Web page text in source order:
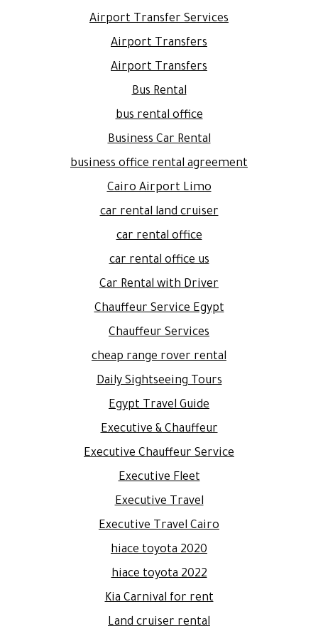
Airport Transfer Services
Airport Transfers
Airport Transfers
Bus Rental
bus rental office
Business Car Rental
business office rental agreement
Cairo Airport Limo
car rental land cruiser
car rental office
car rental office us
Car Rental with Driver
Chauffeur Service Egypt
Chauffeur Services
cheap range rover rental
Daily Sightseeing Tours
Egypt Travel Guide
Executive & Chauffeur
Executive Chauffeur Service
Executive Fleet
Executive Travel
Executive Travel Cairo
hiace toyota 2020
hiace toyota 2022
Kia Carnival for rent
Land cruiser rental